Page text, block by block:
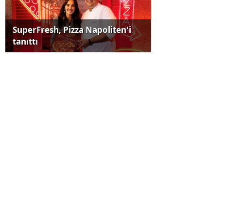
SuperFresh, Pizza Napoliten'i
tanıttı